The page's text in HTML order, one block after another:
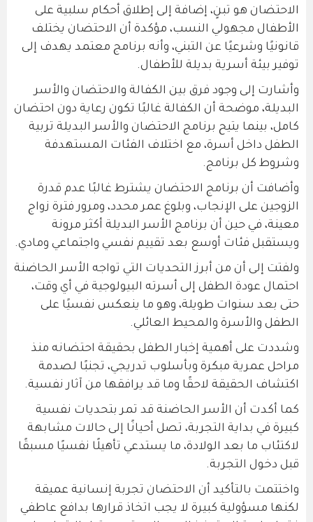
الاحتضان هو تبنٍ، إضافة إلى إطلاق أحكام سلبية على
الأطفال مجهولي النسب، مؤكدة أن الاحتضان يختلف
قانونيًا وشرعيًا عن التبني، وأنه برنامج معتمد يهدف إلى
توفير بيئة أسرية بديلة للأطفال.
وأشارت إلى وجود فرق بين الكفالة والاحتضان والأسر
البديلة، موضحة أن الكفالة غالبًا تكون رعاية دون احتضان
كامل، بينما يتيح برنامج الاحتضان والأسر البديلة تربية
الطفل داخل أسرة، مع اختلاف الفئات المستهدفة
وشروط كل برنامج.
وأضافت أن برنامج الاحتضان يشترط غالبًا عدم قدرة
الزوجين على الإنجاب، وبلوغ عمر محدد، ومرور فترة زواج
معينة، في حين أن برنامج الأسر البديلة أكثر مرونة
ويستقبل فئات أوسع بعد تقييم نفسي واجتماعي ومادي.
ولفتت إلى أن من أبرز التحديات التي تواجه الأسر الحاضنة
احتمال عودة الطفل إلى أسرته البيولوجية في أي وقت،
حتى بعد سنوات طويلة، وهو ما ينعكس نفسيًا على
الطفل والأسرة والمحيط العائلي.
وشددت على أهمية إخبار الطفل بحقيقة احتضانه منذ
مراحل عمرية مبكرة وبأسلوب تدريجي، تجنبًا لصدمة
اكتشاف الحقيقة لاحقًا وما قد يرافقها من آثار نفسية.
كما أكدت أن الأسر الحاضنة قد تمر بتحديات نفسية
كبيرة في بداية التجربة، تصل أحيانًا إلى حالات مشابهة
لاكتئاب ما بعد الولادة، ما يستدعي تأهيلًا نفسيًا مسبقًا
قبل دخول التجربة.
واختتمت بالتأكيد أن الاحتضان تجربة إنسانية عميقة
لكنها مسؤولية كبيرة لا يجب اتخاذ قرارها بدافع عاطفي